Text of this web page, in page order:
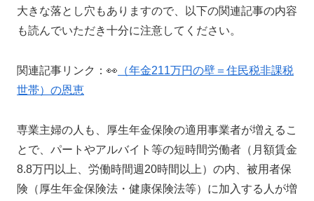
大きな落とし穴もありますので、以下の関連記事の内容
も読んでいただき十分に注意してください。
関連記事リンク：👀 （年金211万円の壁＝住民税非課税
世帯）の恩恵
専業主婦の人も、厚生年金保険の適用事業者が増えるこ
とで、パートやアルバイト等の短時間労働者（月額賃金
8.8万円以上、労働時間週20時間以上）の内、被用者保
険（厚生年金保険法・健康保険法等）に加入する人が増